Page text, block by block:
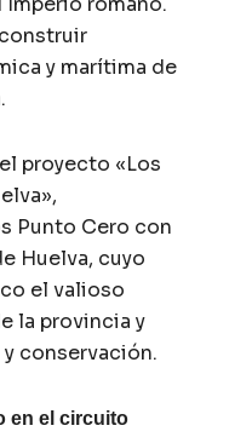
y marítima de
proyecto «Los
Punto Cero con
Huelva, cuyo
el valioso
la provincia y
conservación.
en el circuito